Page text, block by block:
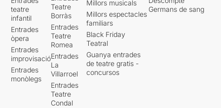
teatre
infantil
Entrades
òpera
Entrades
improvisació
Entrades
monòlegs
Teatre
Borràs
Entrades
Teatre
Romea
Entrades
La
Villarroel
Entrades
Teatre
Condal
Millors musicals
Millors espectacles
familiars
Black Friday
Teatral
Guanya entrades
de teatre gratis -
concursos
Germans de sang